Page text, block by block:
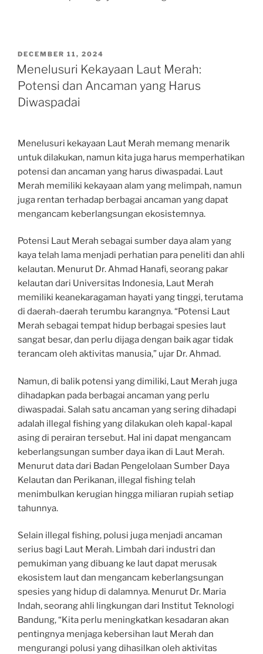
POSTED
ON
DECEMBER 11, 2024
Menelusuri Kekayaan Laut Merah:
Potensi dan Ancaman yang Harus
Diwaspadai
Menelusuri kekayaan Laut Merah memang menarik
untuk dilakukan, namun kita juga harus memperhatikan
potensi dan ancaman yang harus diwaspadai. Laut
Merah memiliki kekayaan alam yang melimpah, namun
juga rentan terhadap berbagai ancaman yang dapat
mengancam keberlangsungan ekosistemnya.
Potensi Laut Merah sebagai sumber daya alam yang
kaya telah lama menjadi perhatian para peneliti dan ahli
kelautan. Menurut Dr. Ahmad Hanafi, seorang pakar
kelautan dari Universitas Indonesia, Laut Merah
memiliki keanekaragaman hayati yang tinggi, terutama
di daerah-daerah terumbu karangnya. “Potensi Laut
Merah sebagai tempat hidup berbagai spesies laut
sangat besar, dan perlu dijaga dengan baik agar tidak
terancam oleh aktivitas manusia,” ujar Dr. Ahmad.
Namun, di balik potensi yang dimiliki, Laut Merah juga
dihadapkan pada berbagai ancaman yang perlu
diwaspadai. Salah satu ancaman yang sering dihadapi
adalah illegal fishing yang dilakukan oleh kapal-kapal
asing di perairan tersebut. Hal ini dapat mengancam
keberlangsungan sumber daya ikan di Laut Merah.
Menurut data dari Badan Pengelolaan Sumber Daya
Kelautan dan Perikanan, illegal fishing telah
menimbulkan kerugian hingga miliaran rupiah setiap
tahunnya.
Selain illegal fishing, polusi juga menjadi ancaman
serius bagi Laut Merah. Limbah dari industri dan
pemukiman yang dibuang ke laut dapat merusak
ekosistem laut dan mengancam keberlangsungan
spesies yang hidup di dalamnya. Menurut Dr. Maria
Indah, seorang ahli lingkungan dari Institut Teknologi
Bandung, “Kita perlu meningkatkan kesadaran akan
pentingnya menjaga kebersihan laut Merah dan
mengurangi polusi yang dihasilkan oleh aktivitas